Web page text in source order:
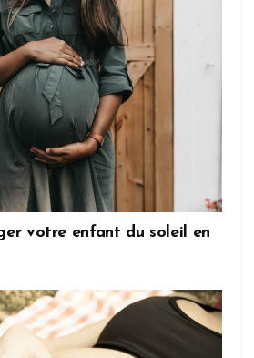
votre enfant du soleil en